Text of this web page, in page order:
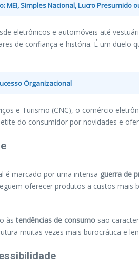
MEI, Simples Nacional, Lucro Presumido
eletrônicos e automóveis até
de confiança e história. É um
Organizacional
e Turismo (CNC), o comércio
do consumidor por novidades e
é marcado por uma intensa guerra de
oferecer produtos a custos mais
àstendências de consumo são
muitas vezes mais burocrática e